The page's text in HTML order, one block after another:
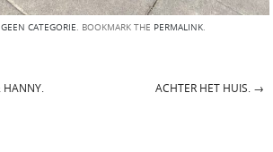
GEEN CATEGORIE. BOOKMARK THE PERMALINK.
ACHTER HET HUIS. →